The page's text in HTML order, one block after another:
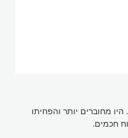
מחוברים יותר והפחיתו
חכמים.